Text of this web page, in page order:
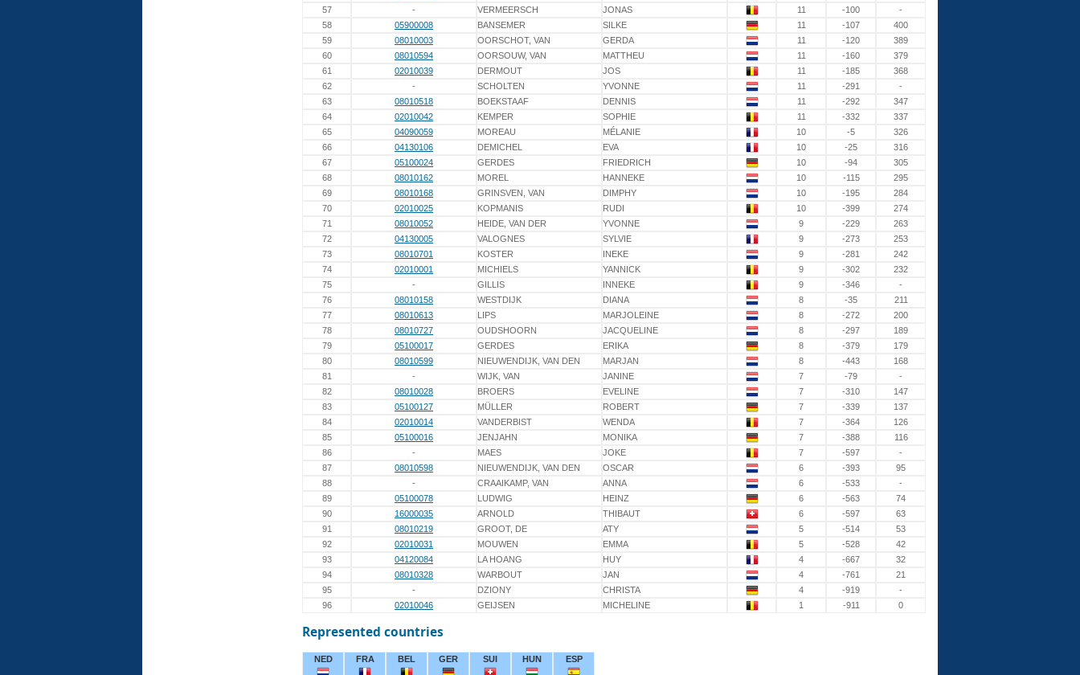
57
- VERMEERSCH JONAS 11 -100
-
58
05900008 BANSEMER SILKE 11 -107
400
59
08010003 OORSCHOT, VAN GERDA 11 -120
389
60
08010594 OORSOUW, VAN MATTHEU 11 -160
379
61
02010039 DERMOUT JOS 11 -185
368
62
- SCHOLTEN YVONNE 11 -291
-
63
08010518 BOEKSTAAF DENNIS 11 -292
347
64
02010042 KEMPER SOPHIE 11 -332
337
65
04090059 MOREAU MÉLANIE 10 -5
326
66
04130106 DEMICHEL EVA 10 -25
316
67
05100024 GERDES FRIEDRICH 10 -94
305
68
08010162 MOREL HANNEKE 10 -115
295
69
08010168 GRINSVEN, VAN DIMPHY 10 -195
284
70
02010025 KOPMANIS RUDI 10 -399
274
71
08010052 HEIDE, VAN DER YVONNE 9 -229
263
72
04130005 VALOGNES SYLVIE 9 -273
253
73
08010701 KOSTER INEKE 9 -281
242
74
02010001 MICHIELS YANNICK 9 -302
232
75
- GILLIS INNEKE 9 -346
-
76
08010158 WESTDIJK DIANA 8 -35
211
77
08010613 LIPS MARJOLEINE 8 -272
200
78
08010727 OUDSHOORN JACQUELINE 8 -297
189
79
05100017 GERDES ERIKA 8 -379
179
80
08010599 NIEUWENDIJK, VAN DEN MARJAN 8 -443
168
81
- WIJK, VAN JANINE 7 -79
-
82
08010028 BROERS EVELINE 7 -310
147
83
05100127 MÜLLER ROBERT 7 -339
137
84
02010014 VANDERBIST WENDA 7 -364
126
85
05100016 JENJAHN MONIKA 7 -388
116
86
- MAES JOKE 7 -597
-
87
08010598 NIEUWENDIJK, VAN DEN OSCAR 6 -393
95
88
- CRAAIKAMP, VAN ANNA 6 -533
-
89
05100078 LUDWIG HEINZ 6 -563
74
90
16000035 ARNOLD THIBAUT 6 -597
63
91
08010219 GROOT, DE ATY 5 -514
53
92
02010031 MOUWEN EMMA 5 -528
42
93
04120084 LA HOANG HUY 4 -667
32
94
08010328 WARBOUT JAN 4 -761
21
95
- DZIONY CHRISTA 4 -919
-
96
02010046 GEIJSEN MICHELINE 1 -911 0
Represented countries
NED FRA BEL GER SUI HUN ESP